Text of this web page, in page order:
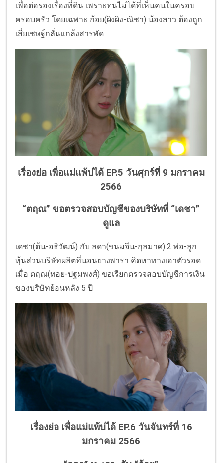
เพื่อต่อรองเรื่องที่ดิน เพราะทนไม่ได้ที่เห็นคนในครอบ
ครอบครัว โดยเฉพาะ ก้อย(ผิงผิง-ณิชา) น้องสาว ต้องถูก
เสี่ยเชษฐ์กลั่นแกล้งสารพัด
เรื่องย่อ เพื่อแม่แพ้บ่ได้ EP.5 วันศุกร์ที่ 9 มกราคม
2566
“ตฤณ” ขอตรวจสอบบัญชีของบริษัทที่ “เดชา”
ดูแล
เดชา(ต้น-อธิวัฒน์) กับ ลดา(ขนมจีน-กุลมาศ) 2 พ่อ-ลูก
หุ้นส่วนบริษัทผลิตที่นอนยางพารา คิดหาทางเอาตัวรอด
เมื่อ ตฤณ(ทอย-ปฐมพงศ์) ขอเรียกตรวจสอบบัญชีการเงิน
ของบริษัทย้อนหลัง 5 ปี
เรื่องย่อ เพื่อแม่แพ้บ่ได้ EP.6 วันจันทร์ที่ 16
มกราคม 2566